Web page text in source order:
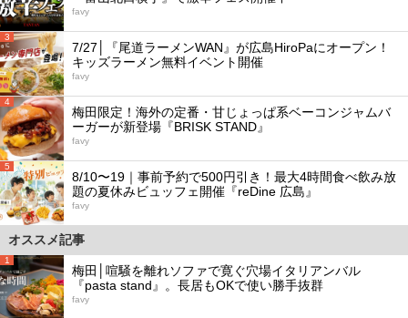
favy
3
7/27│『尾道ラーメンWAN』が広島HiroPaにオープン！
キッズラーメン無料イベント開催
favy
4
梅田限定！海外の定番・甘じょっぱ系ベーコンジャムバ
ーガーが新登場『BRISK STAND』
favy
5
8/10〜19｜事前予約で500円引き！最大4時間食べ飲み放
題の夏休みビュッフェ開催『reDine 広島』
favy
オススメ記事
1
梅田│喧騒を離れソファで寛ぐ穴場イタリアンバル
『pasta stand』。長居もOKで使い勝手抜群
favy